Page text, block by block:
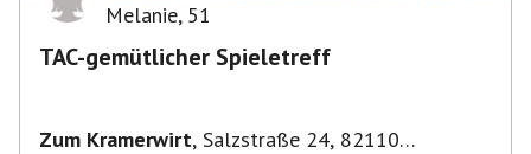
Melanie, 51
TAC-gemütlicher Spieletreff
Zum Kramerwirt, Salzstraße 24, 82110